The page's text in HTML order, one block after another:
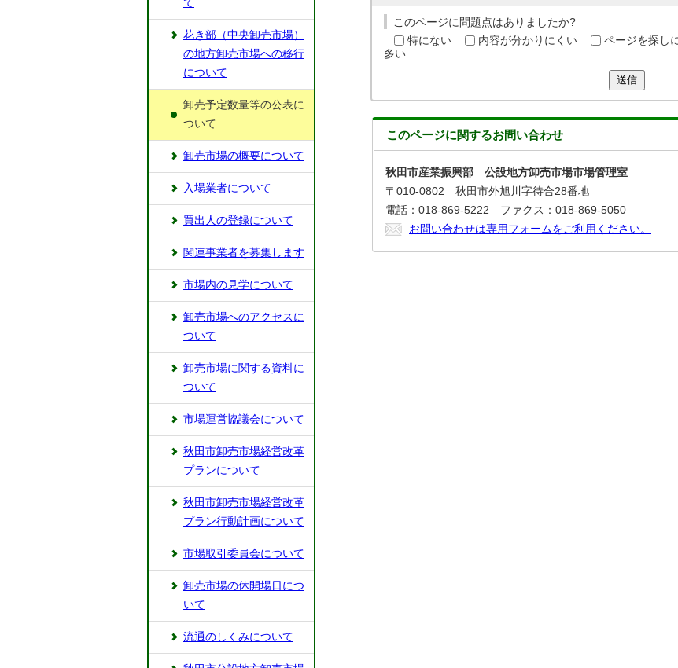
このページに問題点はありましたか?
特にない
内容が分かりにくい ページを探し
多い
送信
このページに関するお問い合わせ
秋田市産業振興部 公設地方卸売市場市場管理室
〒010-0802 秋田市外旭川字待合28番地
電話：018-869-5222 ファクス：018-869-5050
お問い合わせは専用フォームをご利用ください。
て
花き部（中央卸売市場）
の地方卸売市場への移行
について
卸売予定数量等の公表に
ついて
卸売市場の概要について
入場業者について
買出人の登録について
関連事業者を募集します
市場内の見学について
卸売市場へのアクセスに
ついて
卸売市場に関する資料に
ついて
市場運営協議会について
秋田市卸売市場経営改革
プランについて
秋田市卸売市場経営改革
プラン行動計画について
市場取引委員会について
卸売市場の休開場日につ
いて
流通のしくみについて